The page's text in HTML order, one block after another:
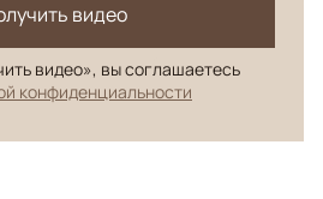
видео
видео», вы соглашаетесь
конфиденциальности